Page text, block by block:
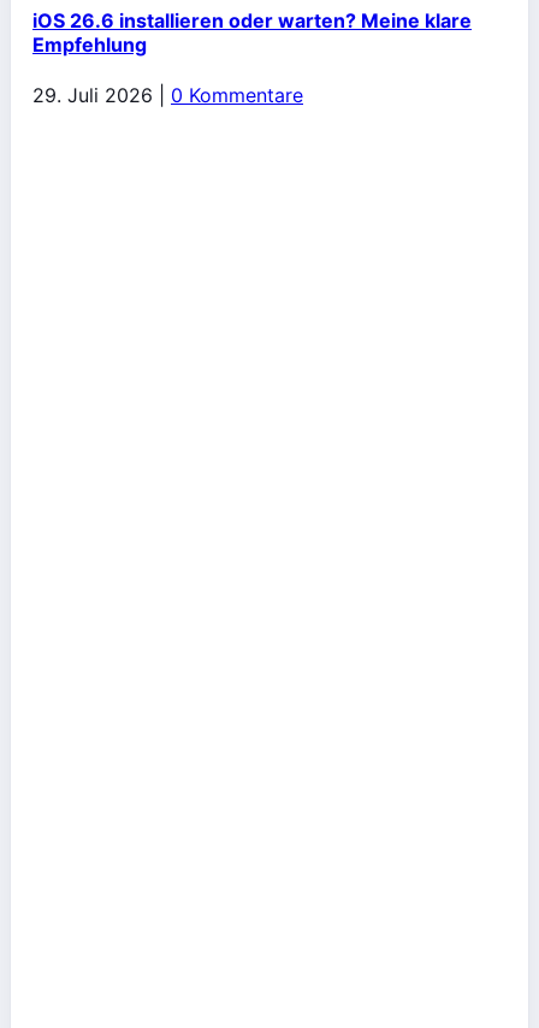
iOS 26.6 installieren oder warten? Meine klare
Empfehlung
29. Juli 2026 0 Kommentare